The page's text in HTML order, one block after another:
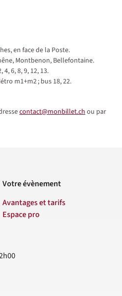
en face de la Poste.
Montbenon, Bellefontaine.
6, 8, 9, 12, 13.
m1+m2 ; bus 18, 22.
contact@monbillet.chou par
Votre évènement
Avantages et tarifs
Espace pro